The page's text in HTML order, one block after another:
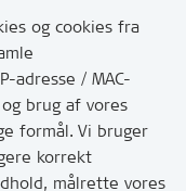
os? Se her
og cookies fra
adresse / MAC-
brug af vores
formål. Vi bruger
korrekt
målrette vores